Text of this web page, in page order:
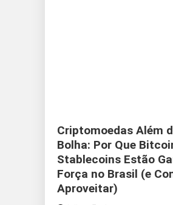
Criptomoedas Além
Bolha: Por Que
Stablecoins Estão
Força no Brasil (e
Aproveitar)